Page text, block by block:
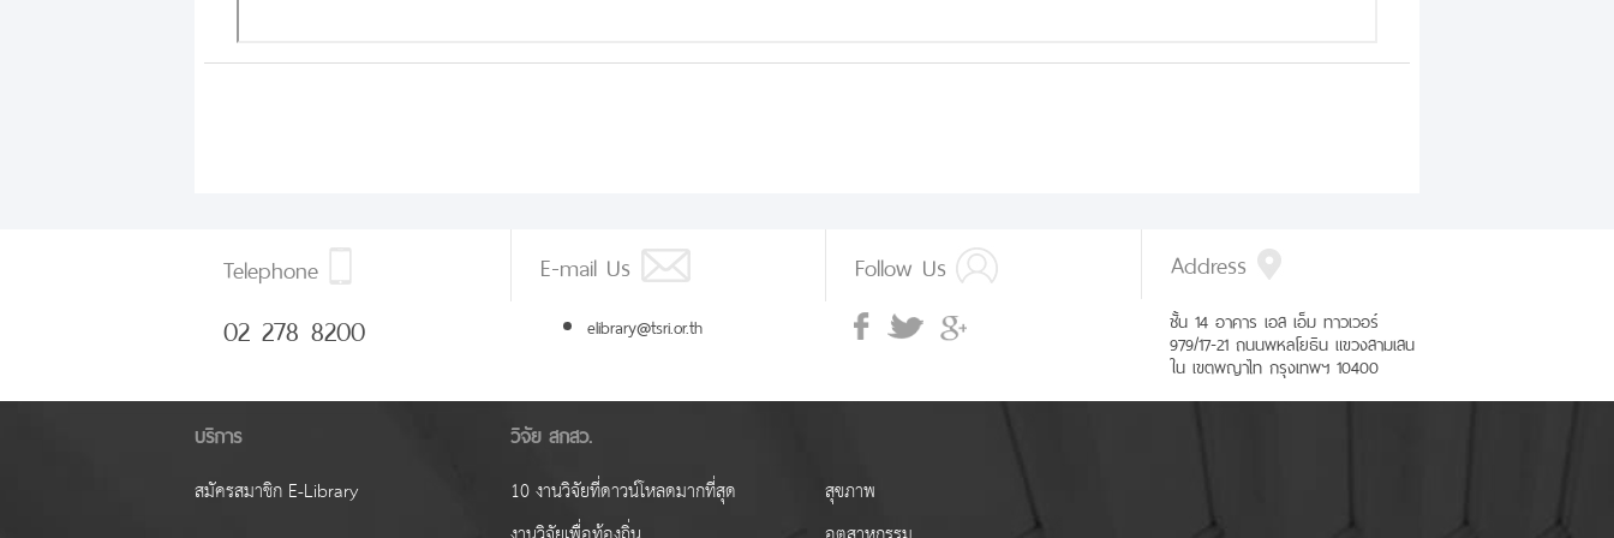
Telephone
02 278 8200
E-mail Us
elibrary@tsri.or.th
Follow Us Address
ชั้น 14 อาคาร เอส เอ็ม ทาวเวอร์
979/17-21 ถนนพหลโยธิน แขวงสามเสน
ใน เขตพญาไท กรุงเทพฯ 10400
บริการ
สมัครสมาชิก E-Library
วิจัย สกสว.
10 งานวิจัยที่ดาวน์โหลดมากที่สุด
สุขภาพ